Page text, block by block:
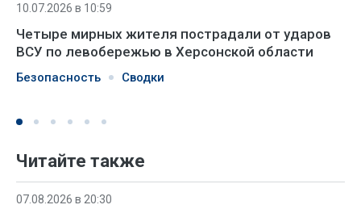
10.07.2026 в 10:59
Четыре мирных жителя пострадали от ударов
ВСУ по левобережью в Херсонской области
Безопасность Сводки
Читайте также
07.08.2026 в 20:30